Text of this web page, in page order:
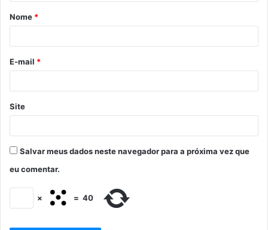
Nome *
E-mail *
Site
Salvar meus dados neste navegador para a próxima vez que
eu comentar.
× = 40